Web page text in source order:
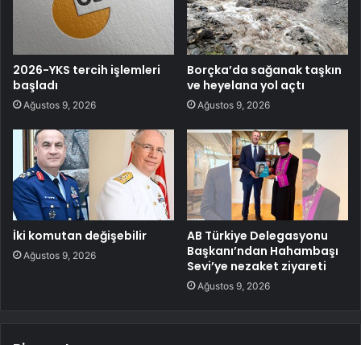
2026-YKS tercih işlemleri
başladı
Ağustos 9, 2026
Borçka’da sağanak taşkın
ve heyelana yol açtı
Ağustos 9, 2026
İki komutan değişebilir
Ağustos 9, 2026
AB Türkiye Delegasyonu
Başkanı’ndan Hahambaşı
Sevi’ye nezaket ziyareti
Ağustos 9, 2026